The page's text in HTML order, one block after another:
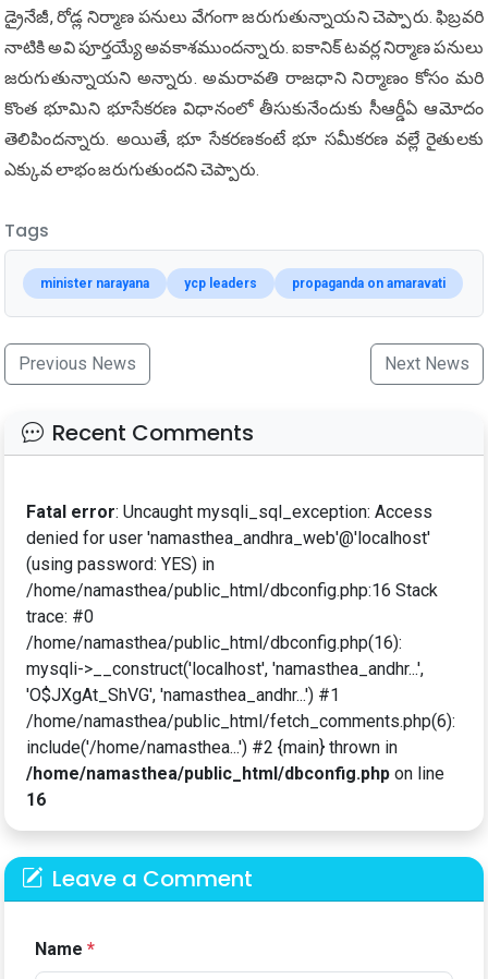
డ్రైనేజీ, రోడ్ల నిర్మాణ పనులు వేగంగా జరుగుతున్నాయని చెప్పారు. ఫిబ్రవరి
నాటికి అవి పూర్తయ్యే అవకాశముందన్నారు. ఐకానిక్ టవర్ల నిర్మాణ పనులు
జరుగుతున్నాయని అన్నారు. అమరావతి రాజధాని నిర్మాణం కోసం మరి
కొంత భూమిని భూసేకరణ విధానంలో తీసుకునేందుకు సీఆర్డీఏ ఆమోదం
తెలిపిందన్నారు. అయితే, భూ సేకరణకంటే భూ సమీకరణ వల్లే రైతులకు
ఎక్కువ లాభం జరుగుతుందని చెప్పారు.
Tags
minister narayana ycp leaders propaganda on amaravati
Previous News Next News
Recent Comments
Fatal error: Uncaught mysqli_sql_exception: Access
denied for user 'namasthea_andhra_web'@'localhost'
(using password: YES) in
/home/namasthea/public_html/dbconfig.php:16 Stack
trace: #0
/home/namasthea/public_html/dbconfig.php(16):
mysqli->__construct('localhost', 'namasthea_andhr...',
'O$JXgAt_ShVG', 'namasthea_andhr...') #1
/home/namasthea/public_html/fetch_comments.php(6):
include('/home/namasthea...') #2 {main} thrown in
/home/namasthea/public_html/dbconfig.php on line
16
Leave a Comment
Name *